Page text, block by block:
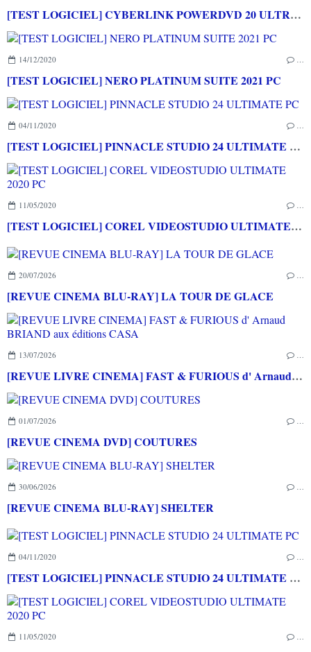
[TEST LOGICIEL] CYBERLINK POWERDVD 20 ULTRA PC
14/12/2020 …
[TEST LOGICIEL] NERO PLATINUM SUITE 2021 PC
04/11/2020 …
[TEST LOGICIEL] PINNACLE STUDIO 24 ULTIMATE PC
11/05/2020 …
[TEST LOGICIEL] COREL VIDEOSTUDIO ULTIMATE 2020 PC
20/07/2026 …
[REVUE CINEMA BLU-RAY] LA TOUR DE GLACE
13/07/2026 …
[REVUE LIVRE CINEMA] FAST & FURIOUS d' Arnaud BRIAND aux éditions CASA
01/07/2026 …
[REVUE CINEMA DVD] COUTURES
30/06/2026 …
[REVUE CINEMA BLU-RAY] SHELTER
04/11/2020 …
[TEST LOGICIEL] PINNACLE STUDIO 24 ULTIMATE PC
11/05/2020 …